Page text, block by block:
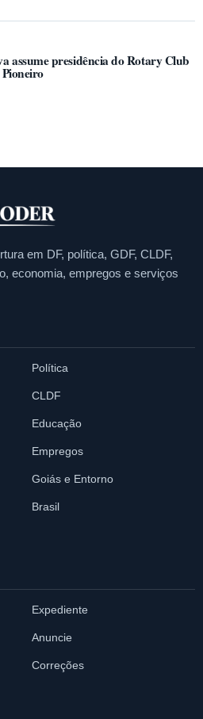
assume presidência do Rotary Club
em DF, política, GDF, CLDF,
economia, empregos e serviços
Política
CLDF
Educação
Empregos
Goiás e Entorno
Brasil
Expediente
Anuncie
Correções